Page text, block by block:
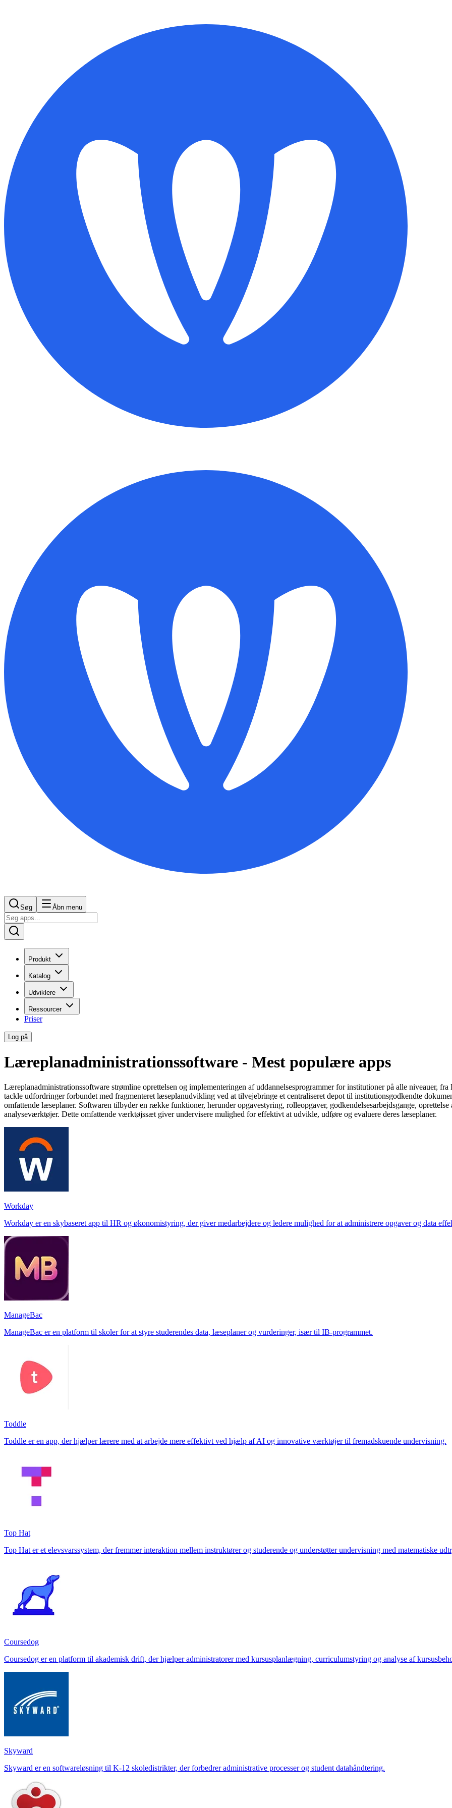
Søg Åbn menu
Produkt
Katalog
Udviklere
Ressourcer
Priser
Log på
Læreplanadministrationssoftware - Mest populære apps
Læreplanadministrationssoftware strømline oprettelsen og implementeringen af ​​uddannelsesprogrammer for institutioner på alle niveauer,
tackle udfordringer forbundet med fragmenteret læseplanudvikling ved at tilvejebringe et centraliseret depot til institutionsgodkendte
omfattende læseplaner. Softwaren tilbyder en række funktioner, herunder opgavestyring, rolleopgaver, godkendelsesarbejdsgange,
analyseværktøjer. Dette omfattende værktøjssæt giver undervisere mulighed for effektivt at udvikle, udføre og evaluere deres læseplaner.
Workday
Workday er en skybaseret app til HR og økonomistyring, der giver medarbejdere og ledere mulighed for at administrere opgaver og data
ManageBac
ManageBac er en platform til skoler for at styre studerendes data, læseplaner og vurderinger, især til IB-programmet.
Toddle
Toddle er en app, der hjælper lærere med at arbejde mere effektivt ved hjælp af AI og innovative værktøjer til fremadskuende undervisning.
Top Hat
Top Hat er et elevsvarssystem, der fremmer interaktion mellem instruktører og studerende og understøtter undervisning med matematiske
Coursedog
Coursedog er en platform til akademisk drift, der hjælper administratorer med kursusplanlægning, curriculumstyring og analyse af
Skyward
Skyward er en softwareløsning til K-12 skoledistrikter, der forbedrer administrative processer og student datahåndtering.